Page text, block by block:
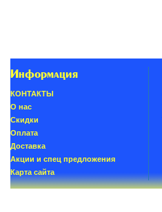
Информация
КОНТАКТЫ
О нас
Скидки
Oплатa
Доставка
Акции и спец предложения
Карта сайта